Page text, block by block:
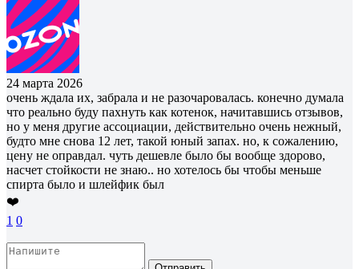
24 марта 2026
очень ждала их, забрала и не разочаровалась. конечно думала
что реально буду пахнуть как котенок, начитавшись отзывов,
но у меня другие ассоциации, действительно очень нежный,
будто мне снова 12 лет, такой юный запах. но, к сожалению,
цену не оправдал. чуть дешевле было бы вообще здорово,
насчет стойкости не знаю.. но хотелось бы чтобы меньше
спирта было и шлейфик был
❤️
1 0